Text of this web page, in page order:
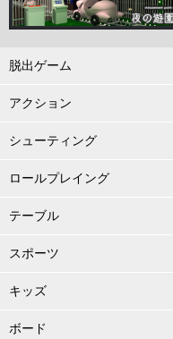
脱出ゲーム
アクション
シューティング
ロールプレイング
テーブル
スポーツ
キッズ
ボード